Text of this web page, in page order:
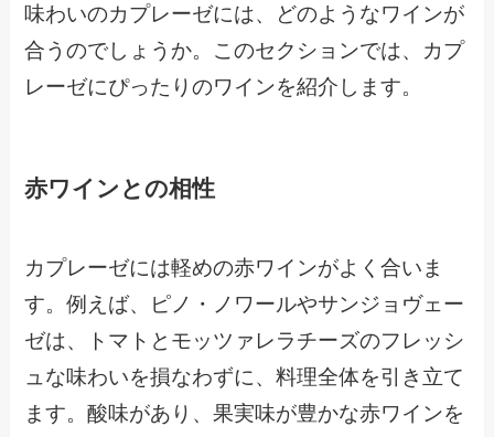
味わいのカプレーゼには、どのようなワインが
合うのでしょうか。このセクションでは、カプ
レーゼにぴったりのワインを紹介します。
赤ワインとの相性
カプレーゼには軽めの赤ワインがよく合いま
す。例えば、ピノ・ノワールやサンジョヴェー
ゼは、トマトとモッツァレラチーズのフレッシ
ュな味わいを損なわずに、料理全体を引き立て
ます。酸味があり、果実味が豊かな赤ワインを